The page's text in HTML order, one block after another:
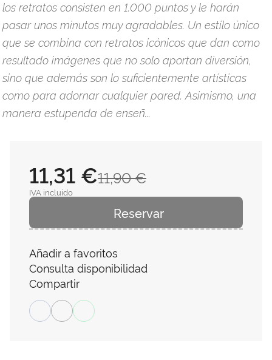
los retratos consisten en 1.000 puntos y le harán
pasar unos minutos muy agradables. Un estilo único
que se combina con retratos icónicos que dan como
resultado imágenes que no solo aportan diversión,
sino que además son lo suficientemente artísticas
como para adornar cualquier pared. Asimismo, una
manera estupenda de enseñ...
11,90 €
11,31 €
IVA incluido
Reservar
Añadir a favoritos
Consulta disponibilidad
Compartir